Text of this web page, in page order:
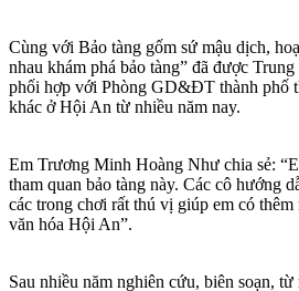
Cùng với Bảo tàng gốm sứ mậu dịch,
nhau khám phá bảo tàng” đã được
phối hợp với Phòng GD&ĐT thành phố
khác ở Hội An từ nhiều năm nay.
Em Trương Minh Hoàng Như chia sẻ:
tham quan bảo tàng này. Các cô hướng
các trong chơi rất thú vị giúp em có
văn hóa Hội An”.
Sau nhiều năm nghiên cứu, biên soạn,